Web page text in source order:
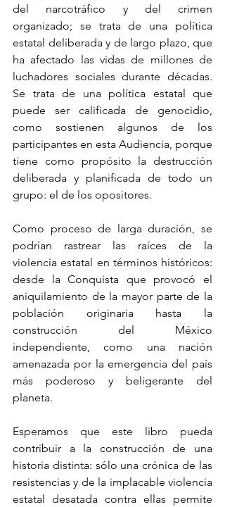
del narcotráfico y del crimen
organizado; se trata de una política
estatal deliberada y de largo plazo, que
ha afectado las vidas de millones de
luchadores sociales durante décadas.
Se trata de una política estatal que
puede ser calificada de genocidio,
como sostienen algunos de los
participantes en esta Audiencia, porque
tiene como propósito la destrucción
deliberada y planificada de todo un
grupo: el de los opositores.
Como proceso de larga duración, se
podrían rastrear las raíces de la
violencia estatal en términos históricos:
desde la Conquista que provocó el
aniquilamiento de la mayor parte de la
población originaria hasta la
construcción del México
independiente, como una nación
amenazada por la emergencia del país
más poderoso y beligerante del
planeta.
Esperamos que este libro pueda
contribuir a la construcción de una
historia distinta: sólo una crónica de las
resistencias y de la implacable violencia
estatal desatada contra ellas permite